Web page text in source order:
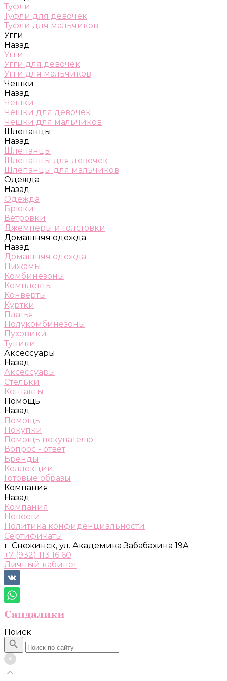
Туфли
Туфли для девочек
Туфли для мальчиков
Угги
Назад
Угги
Угги для девочек
Угги для мальчиков
Чешки
Назад
Чешки
Чешки для девочек
Чешки для мальчиков
Шлепанцы
Назад
Шлепанцы
Шлепанцы для девочек
Шлепанцы для мальчиков
Одежда
Назад
Одежда
Брюки
Ветровки
Джемперы и толстовки
Домашняя одежда
Назад
Домашняя одежда
Пижамы
Комбинезоны
Комплекты
Конверты
Куртки
Платья
Полукомбинезоны
Пуховики
Туники
Аксессуары
Назад
Аксессуары
Стельки
Контакты
Помощь
Назад
Помощь
Покупки
Помощь покупателю
Вопрос - ответ
Бренды
Коллекции
Готовые образы
Компания
Назад
Компания
Новости
Политика конфиденциальности
Сертификаты
г. Снежинск, ул. Академика Забабахина 19А
+7 (932) 113 16 60
Личный кабинет
Поиск